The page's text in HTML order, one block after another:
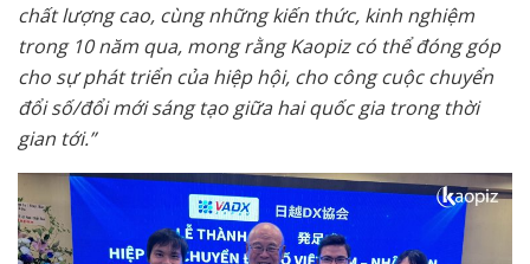
chất lượng cao, cùng những kiến thức, kinh nghiệm
trong 10 năm qua, mong rằng Kaopiz có thể đóng góp
cho sự phát triển của hiệp hội, cho công cuộc chuyển
đổi số/đổi mới sáng tạo giữa hai quốc gia trong thời
gian tới.”